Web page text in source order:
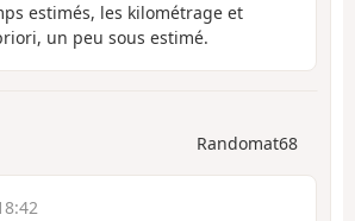
estimés, les kilométrage et
un peu sous estimé.
Randomat68